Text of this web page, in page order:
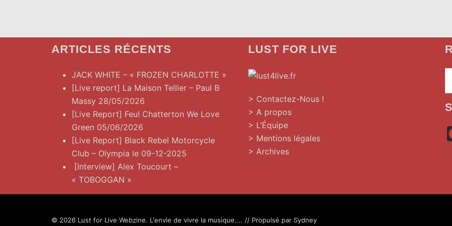
ARTICLES RÉCENTS
JACK WHITE – « FROZEN CHARLOTTE »
[Live report] La Maison Tellier – Paul B
Massy 28/05/2026
[Live Report] Feu! Chatterton We Love
Green 05/06/2026
[Live Report] Black Rebel Motorcycle
Club – Olympia le 09-12-2025
[Interview] Alex Toucourt –
« TOBOGGAN »
LUST FOR LIVE
> Contactez-Nous !
> A propos
> L’Équipe
> Mentions légales
> Archives
© 2026 Lust for Live Webzine. L'envie de vivre la musique.... // Propulsé par Sydney